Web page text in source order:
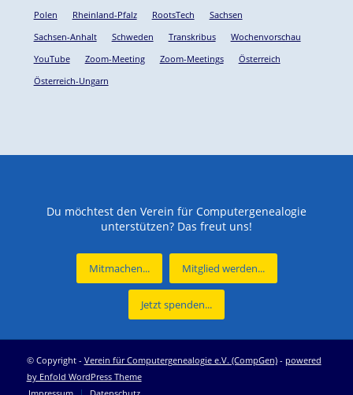
Polen
Rheinland-Pfalz RootsTech
Sachsen
Sachsen-Anhalt
Schweden Transkribus
Wochenvorschau
YouTube
Zoom-Meeting Zoom-Meetings
Österreich
Österreich-Ungarn
Du möchtest den Verein für Computergenealogie
unterstützen? Das freut uns!
Mitmachen... Mitglied werden...
Jetzt spenden...
© Copyright - Verein für Computergenealogie e.V. (CompGen)- powered
by Enfold WordPress Theme